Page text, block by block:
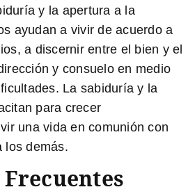
y la apertura a la
ayudan a vivir de acuerdo a
a discernir entre el bien y el
y consuelo en medio
La sabiduría y la
para crecer
una vida en comunión con
los demás.